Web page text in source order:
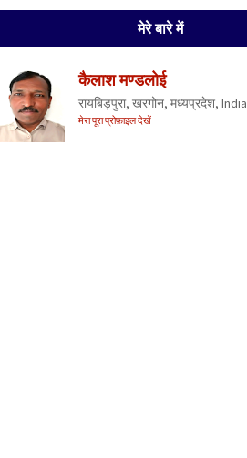
मेरे बारे में
कैलाश मण्डलोई
रायबिड़पुरा, खरगोन, मध्यप्रदेश, India
मेरा पूरा प्रोफ़ाइल देखें